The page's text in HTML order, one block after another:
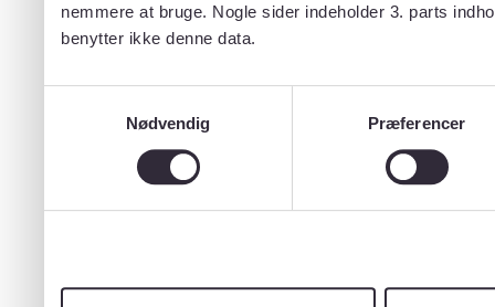
nemmere at bruge. Nogle sider indeholder 3. parts
benytter ikke denne data.
Nødvendig
Præferencer